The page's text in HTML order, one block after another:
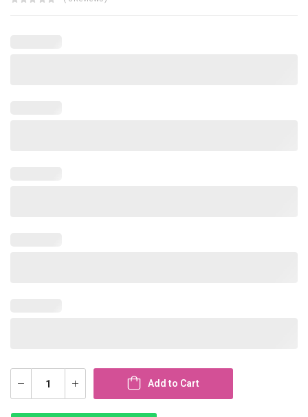
Add to Cart